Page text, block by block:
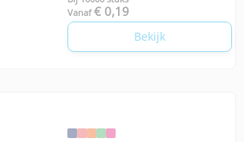
Vanaf € 0,19
Bekijk